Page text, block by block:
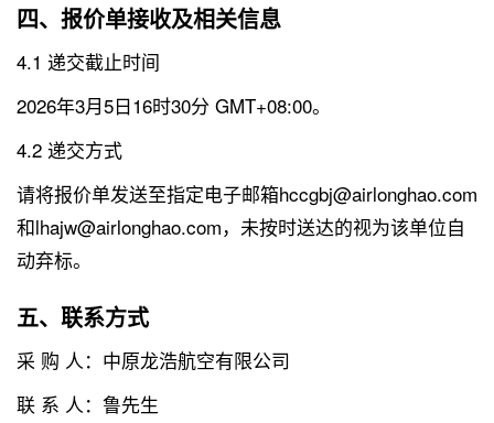
四、报价单接收及相关信息
4.1 递交截止时间
2026年3月5日16时30分 GMT+08:00。
4.2 递交方式
请将报价单发送至指定电子邮箱hccgbj@airlonghao.com
和lhajw@airlonghao.com，未按时送达的视为该单位自
动弃标。
五、联系方式
采 购 人：中原龙浩航空有限公司
联 系 人：鲁先生